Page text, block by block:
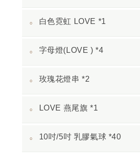
◦ 白色霓虹 LOVE *1
◦ 字母燈(LOVE ) *4
◦ 玫瑰花燈串 *2
◦ LOVE 燕尾旗 *1
◦ 10吋/5吋 乳膠氣球 *40